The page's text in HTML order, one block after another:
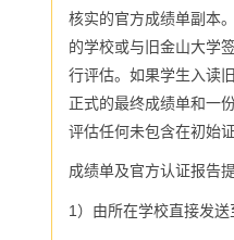
核实的官方成绩单副本
的学校或与旧金山大学
行评估。如果学生入读
正式的最终成绩单和一
评估任何未包含在初始
成绩单及官方认证报告提
1 ）由所在学校直接发送